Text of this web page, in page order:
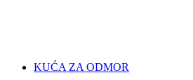
KUĆA ZA ODMOR